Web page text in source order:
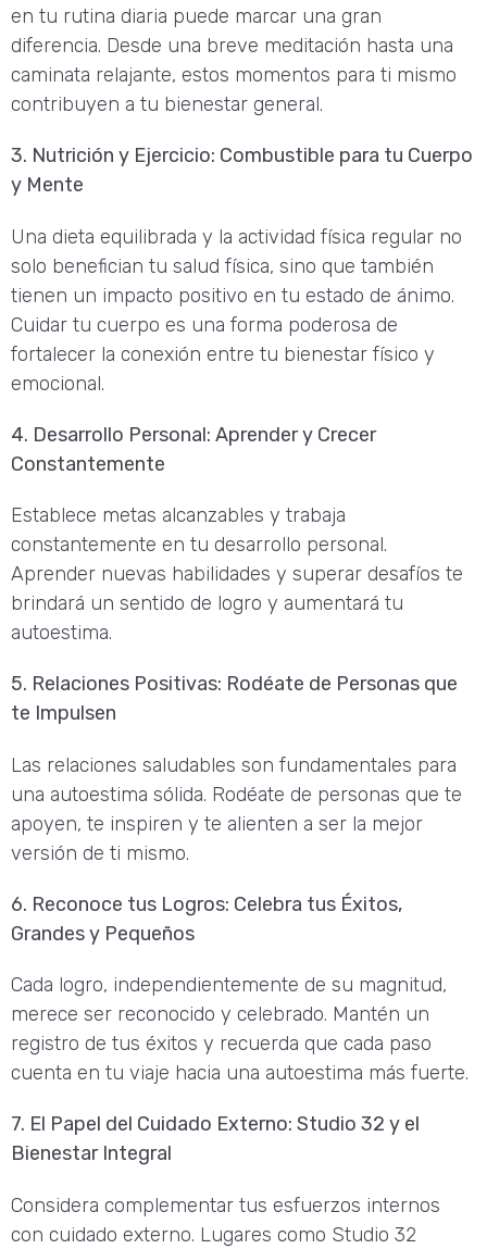
en tu rutina diaria puede marcar una gran
diferencia. Desde una breve meditación hasta una
caminata relajante, estos momentos para ti mismo
contribuyen a tu bienestar general.
3. Nutrición y Ejercicio: Combustible para tu Cuerpo
y Mente
Una dieta equilibrada y la actividad física regular no
solo benefician tu salud física, sino que también
tienen un impacto positivo en tu estado de ánimo.
Cuidar tu cuerpo es una forma poderosa de
fortalecer la conexión entre tu bienestar físico y
emocional.
4. Desarrollo Personal: Aprender y Crecer
Constantemente
Establece metas alcanzables y trabaja
constantemente en tu desarrollo personal.
Aprender nuevas habilidades y superar desafíos te
brindará un sentido de logro y aumentará tu
autoestima.
5. Relaciones Positivas: Rodéate de Personas que
te Impulsen
Las relaciones saludables son fundamentales para
una autoestima sólida. Rodéate de personas que te
apoyen, te inspiren y te alienten a ser la mejor
versión de ti mismo.
6. Reconoce tus Logros: Celebra tus Éxitos,
Grandes y Pequeños
Cada logro, independientemente de su magnitud,
merece ser reconocido y celebrado. Mantén un
registro de tus éxitos y recuerda que cada paso
cuenta en tu viaje hacia una autoestima más fuerte.
7. El Papel del Cuidado Externo: Studio 32 y el
Bienestar Integral
Considera complementar tus esfuerzos internos
con cuidado externo. Lugares como Studio 32